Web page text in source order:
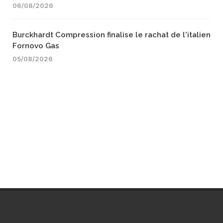
06/08/2026
Burckhardt Compression finalise le rachat de l'italien
Fornovo Gas
05/08/2026